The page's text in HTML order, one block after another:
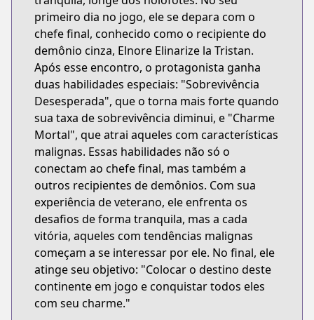
primeiro dia no jogo, ele se depara com o
chefe final, conhecido como o recipiente do
demônio cinza, Elnore Elinarize la Tristan.
Após esse encontro, o protagonista ganha
duas habilidades especiais: "Sobrevivência
Desesperada", que o torna mais forte quando
sua taxa de sobrevivência diminui, e "Charme
Mortal", que atrai aqueles com características
malignas. Essas habilidades não só o
conectam ao chefe final, mas também a
outros recipientes de demônios. Com sua
experiência de veterano, ele enfrenta os
desafios de forma tranquila, mas a cada
vitória, aqueles com tendências malignas
começam a se interessar por ele. No final, ele
atinge seu objetivo: "Colocar o destino deste
continente em jogo e conquistar todos eles
com seu charme."